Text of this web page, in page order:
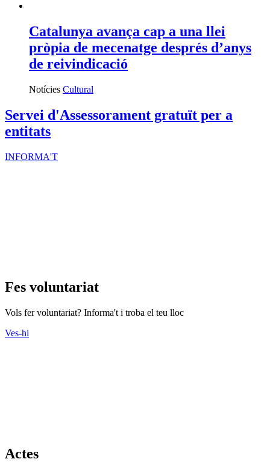
Catalunya avança cap a una llei
pròpia de mecenatge després d’anys
de reivindicació
Notícies Cultural
Servei d'Assessorament gratuït per a
entitats
INFORMA'T
Fes voluntariat
Vols fer voluntariat? Informa't i troba el teu lloc
Ves-hi
Actes